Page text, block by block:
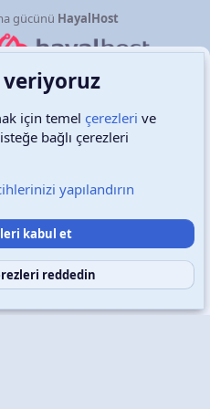
gücünü HayalHost
Şartlar ve kurallar
Ana sayfa
S
Telif Hakları Saklıdır